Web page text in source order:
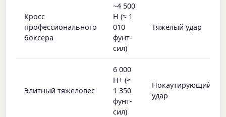
Кросс
профессионального
боксера
~4 500
Н (≈ 1
010
фунт-
сил)
Тяжелый удар
Элитный тяжеловес
6 000
Н+ (≈
1 350
фунт-
сил)
Нокаутирующий
удар